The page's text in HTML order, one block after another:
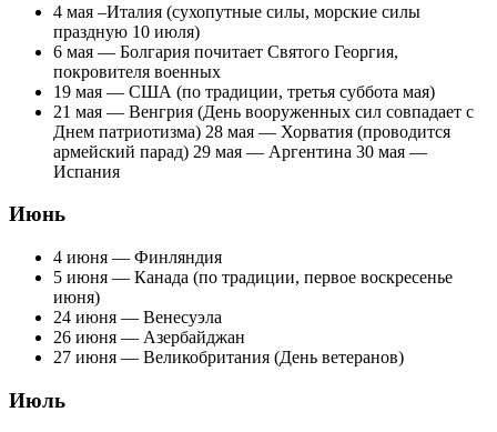
4 мая –Италия (сухопутные силы, морские силы
праздную 10 июля)
6 мая — Болгария почитает Святого Георгия,
покровителя военных
19 мая — США (по традиции, третья суббота мая)
21 мая — Венгрия (День вооруженных сил совпадает с
Днем патриотизма) 28 мая — Хорватия (проводится
армейский парад) 29 мая — Аргентина 30 мая —
Испания
Июнь
4 июня — Финляндия
5 июня — Канада (по традиции, первое воскресенье
июня)
24 июня — Венесуэла
26 июня — Азербайджан
27 июня — Великобритания (День ветеранов)
Июль